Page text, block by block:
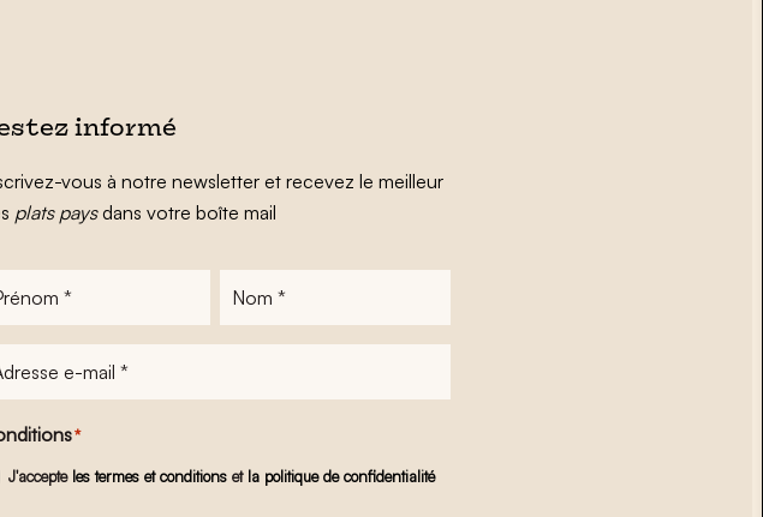
informé
vous à notre newsletter et recevez le meilleur
plats paysdans votre boîte mail
*
J'accepte les termes et conditionset la politique de confidentialité